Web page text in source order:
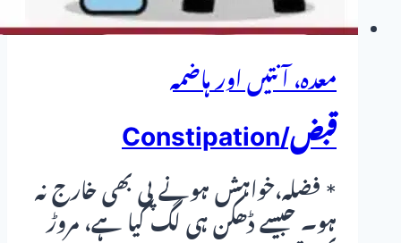
معدہ، آنتیں اور ہاضمہ
قبض/Constipation
* فضلہ،خواہش ہونے پی بھی خارج نہ
ہو۔ جیسے ڈھکن ہی لگ گیا ہے، مروڑ